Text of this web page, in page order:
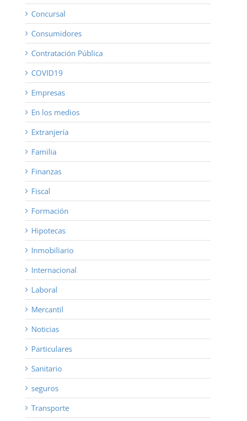
Concursal
Consumidores
Contratación Pública
COVID19
Empresas
En los medios
Extranjería
Familia
Finanzas
Fiscal
Formación
Hipotecas
Inmobiliario
Internacional
Laboral
Mercantil
Noticias
Particulares
Sanitario
seguros
Transporte